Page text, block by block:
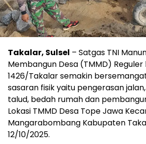
Takalar, Sulsel – Satgas TNI
Membangun Desa (TMMD) Reguler
1426/Takalar semakin
sasaran fisik yaitu pengerasan
talud, bedah rumah dan
Lokasi TMMD Desa Tope Jawa
Mangarabombang Kabupaten
12/10/2025.